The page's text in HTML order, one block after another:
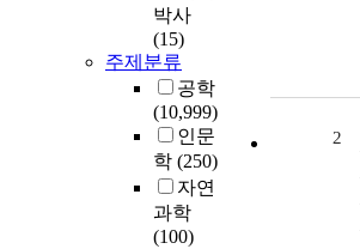
박사
(15)
주제분류
공학
(10,999)
인문
학 (250)
자연
과학
(100)
2